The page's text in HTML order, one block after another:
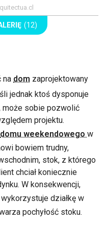
(12)
na dom zaprojektowany
jednak ktoś dysponuje
może sobie pozwolić
projektu.
domu weekendowego w
bowiem trudny,
stok, z którego
chciał koniecznie
W konsekwencji,
wykorzystuje działkę w
pochyłość stoku.